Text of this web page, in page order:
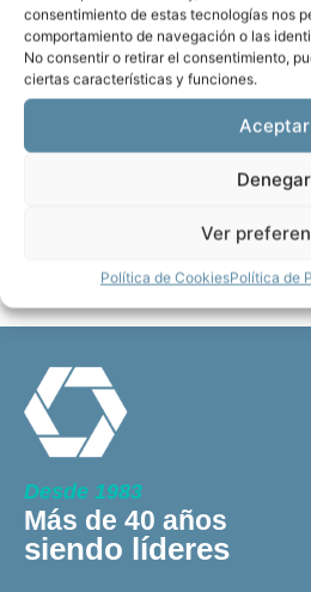
consentimiento de estas tecnologías nos
comportamiento de navegación o las
No consentir o retirar el consentimiento,
ciertas características y funciones.
Aceptar
Denegar
Ver
Política de CookiesPolítica de
Ver
producto
Ver
producto
CARGAR MÁS
Desde 1983
Más de 40 años
siendo líderes